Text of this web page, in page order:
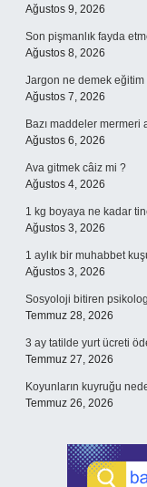
Ağustos 9, 2026
Son pişmanlık fayda
Ağustos 8, 2026
Jargon ne demek
Ağustos 7, 2026
Bazı maddeler mermeri
Ağustos 6, 2026
Ava gitmek câiz mi ?
Ağustos 4, 2026
1 kg boyaya ne kadar
Ağustos 3, 2026
1 aylık bir muhabbet
Ağustos 3, 2026
Sosyoloji bitiren
Temmuz 28, 2026
3 ay tatilde yurt ücreti
Temmuz 27, 2026
Koyunların kuyruğu
Temmuz 26, 2026